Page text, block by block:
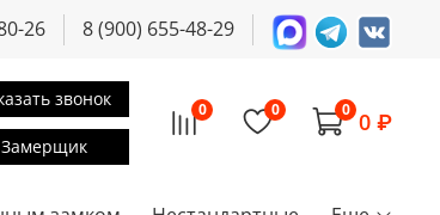
26 8 (900) 655-48-29
звонок
Замерщик
0 0 0 0 ₽